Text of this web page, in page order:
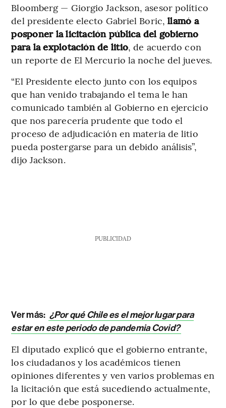
Bloomberg — Giorgio Jackson, asesor político
del presidente electo Gabriel Boric,llamó a
posponer la licitación pública del gobierno
para la explotación de litio, de acuerdo con
un reporte de El Mercurio la noche del jueves.
“El Presidente electo junto con los equipos
que han venido trabajando el tema le han
comunicado también al Gobierno en ejercicio
que nos parecería prudente que todo el
proceso de adjudicación en materia de litio
pueda postergarse para un debido análisis”,
dijo Jackson.
PUBLICIDAD
Ver más: ¿Por qué Chile es el mejor lugar para
estar en este periodo de pandemia Covid?
El diputado explicó que el gobierno entrante,
los ciudadanos y los académicos tienen
opiniones diferentes y ven varios problemas en
la licitación que está sucediendo actualmente,
por lo que debe posponerse.